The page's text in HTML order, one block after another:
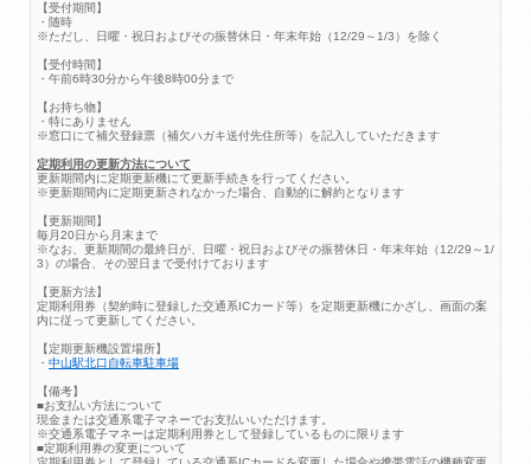
【受付期間】
・随時
※ただし、日曜・祝日およびその振替休日・年末年始（12/29～1/3）を除く
【受付時間】
・午前6時30分から午後8時00分まで
【お持ち物】
・特にありません
※窓口にて補欠登録票（補欠ハガキ送付先住所等）を記入していただきます
定期利用の更新方法について
更新期間内に定期更新機にて更新手続きを行ってください。
※更新期間内に定期更新されなかった場合、自動的に解約となります
【更新期間】
毎月20日から月末まで
※なお、更新期間の最終日が、日曜・祝日およびその振替休日・年末年始（12/29～1/
3）の場合、その翌日まで受付けております
【更新方法】
定期利用券（契約時に登録した交通系ICカード等）を定期更新機にかざし、画面の案
内に従って更新してください。
【定期更新機設置場所】
・ 中山駅北口自転車駐車場
【備考】
■お支払い方法について
現金または交通系電子マネーでお支払いいただけます。
※交通系電子マネーは定期利用券として登録しているものに限ります
■定期利用券の変更について